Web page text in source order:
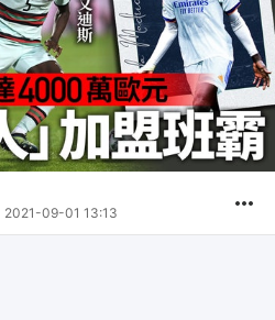
2021-09-01 13:13